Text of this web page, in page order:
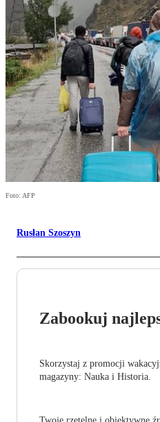
Foto: AFP
Rusłan Szoszyn
Zabookuj
Skorzystaj z promocji
magazyny: Nauka i Historia.